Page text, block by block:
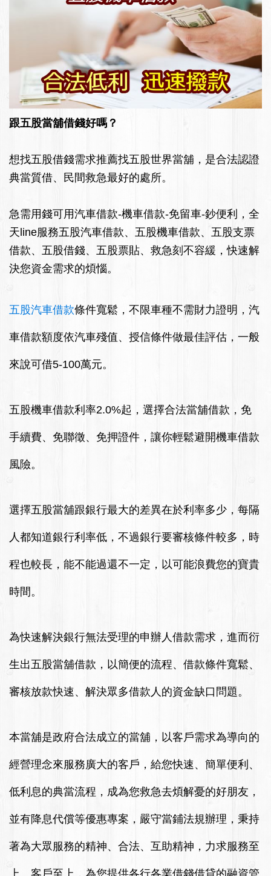
跟五股當舖借錢好嗎？
想找五股借錢需求推薦找五股世界當舖，是合法認證
典當質借、民間救急最好的處所。
急需用錢可用汽車借款-機車借款-免留車-鈔便利，全
天line服務五股汽車借款、五股機車借款、五股支票
借款、五股借錢、五股票貼、救急刻不容緩，快速解
決您資金需求的煩惱。
五股汽車借款條件寬鬆，不限車種不需財力證明，汽
車借款額度依汽車殘值、授信條件做最佳評估，一般
來說可借5-100萬元。
五股機車借款利率2.0%起，選擇合法當舖借款，免
手續費、免聯徵、免押證件，讓你輕鬆避開機車借款
風險。
選擇五股當舖跟銀行最大的差異在於利率多少，每隔
人都知道銀行利率低，不過銀行要審核條件較多，時
程也較長，能不能過還不一定，以可能浪費您的寶貴
時間。
為快速解決銀行無法受理的申辦人借款需求，進而衍
生出五股當舖借款，以簡便的流程、借款條件寬鬆、
審核放款快速、解決眾多借款人的資金缺口問題。
本當舖是政府合法成立的當舖，以客戶需求為導向的
經營理念來服務廣大的客戶，給您快速、簡單便利、
低利息的典當流程，成為您救急去煩解憂的好朋友，
並有降息代償等優惠專案，嚴守當鋪法規辦理，秉持
著為大眾服務的精神、合法、互助精神，力求服務至
上、客戶至上，為您提供各行各業借錢借貸的融資管